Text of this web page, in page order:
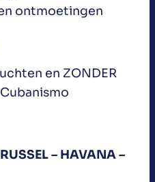
ontmoetingen
en ZONDER
– HAVANA –